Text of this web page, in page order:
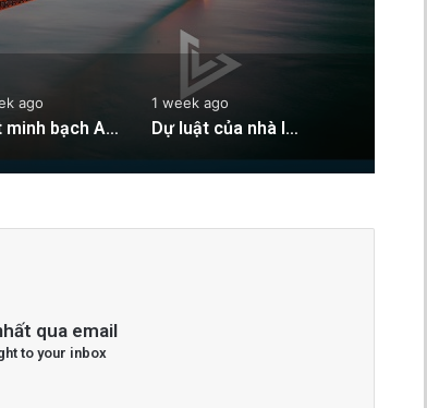
ago
Luật minh bạch AI của các nhà lập pháp Vùng Vịnh có hiệu lực từ Thứ Bảy
1 week ago
Dự luật của nhà lập pháp San Jose: Chìa khóa cho gói nhà ở liên bang
qua email
to your inbox